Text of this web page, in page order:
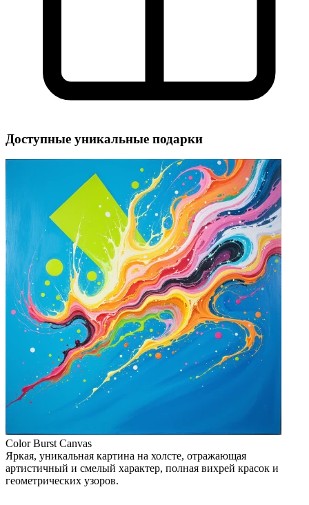
Доступные уникальные подарки
Color Burst Canvas
Яркая, уникальная картина на холсте, отражающая
артистичный и смелый характер, полная вихрей красок и
геометрических узоров.